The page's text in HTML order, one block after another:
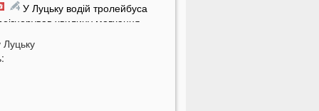
У Луцьку водій тролейбуса
хвилину мовчання
Волині від удару блискавки
дві споруди
Луцьку